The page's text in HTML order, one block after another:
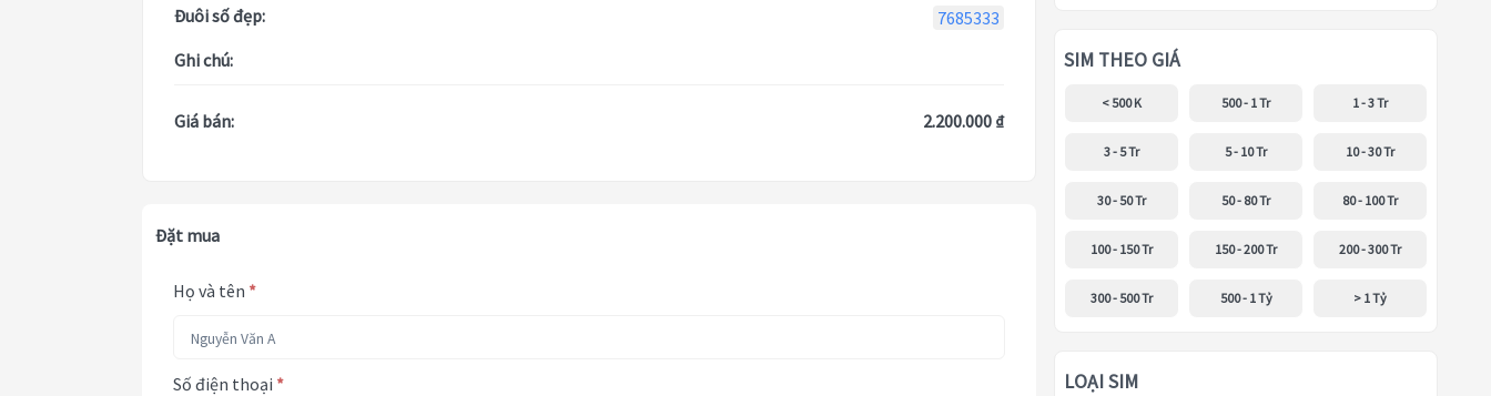
Đuôi số đẹp:
7685333
Ghi chú:
Giá bán: 2.200.000 ₫
Đặt mua
Họ và tên *
Số điện thoại *
SIM THEO GIÁ
< 500 K 500 - 1 Tr 1 - 3 Tr
3 - 5 Tr 5 - 10 Tr 10 - 30 Tr
30 - 50 Tr 50 - 80 Tr 80 - 100 Tr
100 - 150 Tr 150 - 200 Tr 200 - 300 Tr
300 - 500 Tr 500 - 1 Tỷ > 1 Tỷ
LOẠI SIM